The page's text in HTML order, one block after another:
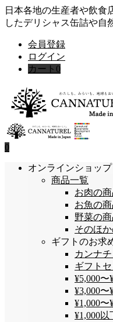
日本各地の生産者や飲食
したデリシャス缶詰や自
会員登録
ログイン
カート 0
0
オンラインショップ
商品一覧
お肉の
お魚の
野菜の
そのほ
ギフトのお求
カンナ
ギフト
¥5,000〜
¥3,000〜
¥1,000〜
¥1,000